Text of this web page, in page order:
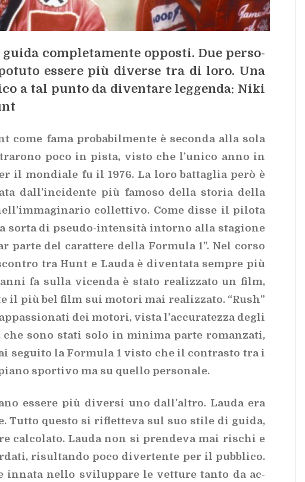
com­ple­ta­men­te op­po­sti. Due per­so­
es­se­re più di­ver­se tra di loro. Una
a tal pun­to da di­ven­ta­re leg­gen­da: Niki
come fama pro­ba­bil­men­te è se­con­da alla sola
poco in pi­sta, vi­sto che l’u­ni­co anno in
il mon­dia­le fu il 1976. La loro bat­ta­glia però è
dal­l’in­ci­den­te più fa­mo­so del­la sto­ria del­la
col­let­ti­vo. Come dis­se il pi­lo­ta
sor­ta di pseu­do-in­ten­si­tà in­tor­no alla sta­gio­ne
par­te del ca­rat­te­re del­la For­mu­la 1”. Nel cor­so
tra Hunt e Lau­da è di­ven­ta­ta sem­pre più
fa sul­la vi­cen­da è sta­to rea­liz­za­to un film,
il più bel film sui mo­to­ri mai rea­liz­za­to. “Rush”
dei mo­to­ri, vi­sta l’ac­cu­ra­tez­za de­gli
sono sta­ti solo in mi­ni­ma par­te ro­man­za­ti,
se­gui­to la For­mu­la 1 vi­sto che il con­tra­sto tra i
spor­ti­vo ma su quel­lo per­so­na­le.
es­se­re più di­ver­si uno dal­l’al­tro. Lau­da era
Tut­to que­sto si ri­flet­te­va sul suo sti­le di gui­da,
cal­co­la­to. Lau­da non si pren­de­va mai ri­schi e
ri­sul­tan­do poco di­ver­ten­te per il pub­bli­co.
in­na­ta nel­lo svi­lup­pa­re le vet­tu­re tan­to da ac­